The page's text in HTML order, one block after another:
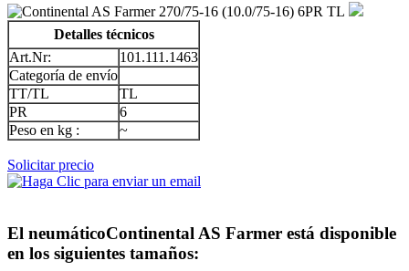
Detalles técnicos
Art.Nr:
101.111.1463
Categoría de envío
TT/TL
TL
PR
6
Peso en kg :
~
Solicitar precio
El neumáticoContinental AS Farmer está disponible
en los siguientes tamaños: